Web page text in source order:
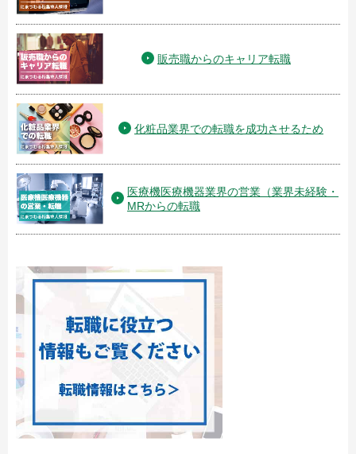
販売職からのキャリア転職
化粧品業界での転職を成功させるため
医療機医療機器業界の営業（業界未経験・
MRからの転職